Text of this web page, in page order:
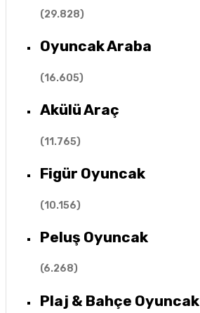
(29.828)
Oyuncak Araba
(16.605)
Akülü Araç
(11.765)
Figür Oyuncak
(10.156)
Peluş Oyuncak
(6.268)
Plaj & Bahçe Oyuncak